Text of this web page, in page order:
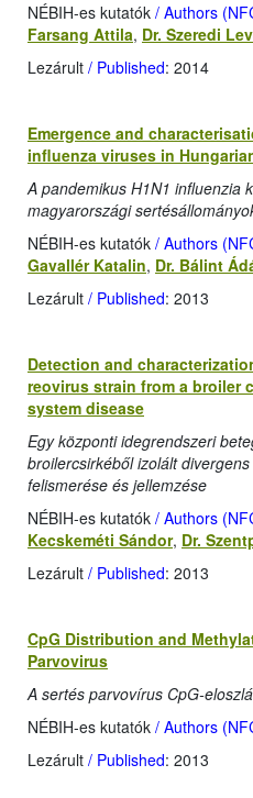
NÉBIH-es kutatók / Authors
Farsang Attila, Dr. Szeredi
Lezárult / Published: 2014
Emergence and
influenza viruses in
A pandemikus H1N1 influenzia
magyarországi
NÉBIH-es kutatók / Authors
Gavallér Katalin, Dr. Bálint
Lezárult / Published: 2013
Detection and
reovirus strain from a broiler
system disease
Egy központi idegrendszeri
broilercsirkéből izolált
felismerése és jellemzése
NÉBIH-es kutatók / Authors
Kecskeméti Sándor, Dr.
Lezárult / Published: 2013
CpG Distribution and
Parvovirus
A sertés parvovírus CpG-
NÉBIH-es kutatók / Authors
Lezárult / Published: 2013